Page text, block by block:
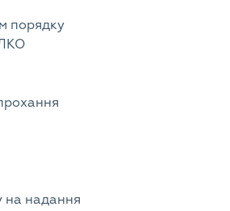
порядку
на надання